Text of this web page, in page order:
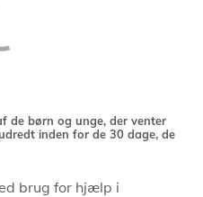
de børn og unge, der venter
inden for de 30 dage, de
brug for hjælp i